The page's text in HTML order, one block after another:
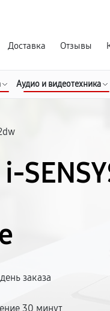
Доставка Отзывы
Аудио и видеотехника
заказа
30 минут